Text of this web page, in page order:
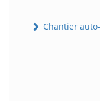
Chantier